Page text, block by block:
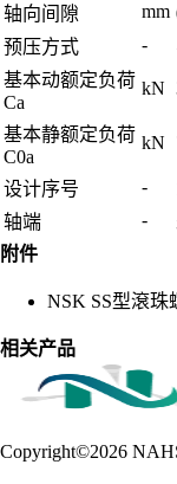
轴向间隙
mm
预压方式
-
基本动额定负荷
Ca
kN
基本静额定负荷
C0a
kN
设计序号 -
轴端
-
附件
NSK SS型滾珠
相关产品
Copyright©2026